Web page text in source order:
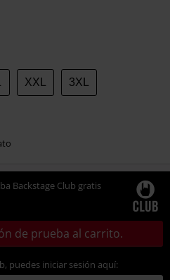
XXL 3XL
Backstage Club gratis
de prueba al carrito.
puedes iniciar sesión aquí: